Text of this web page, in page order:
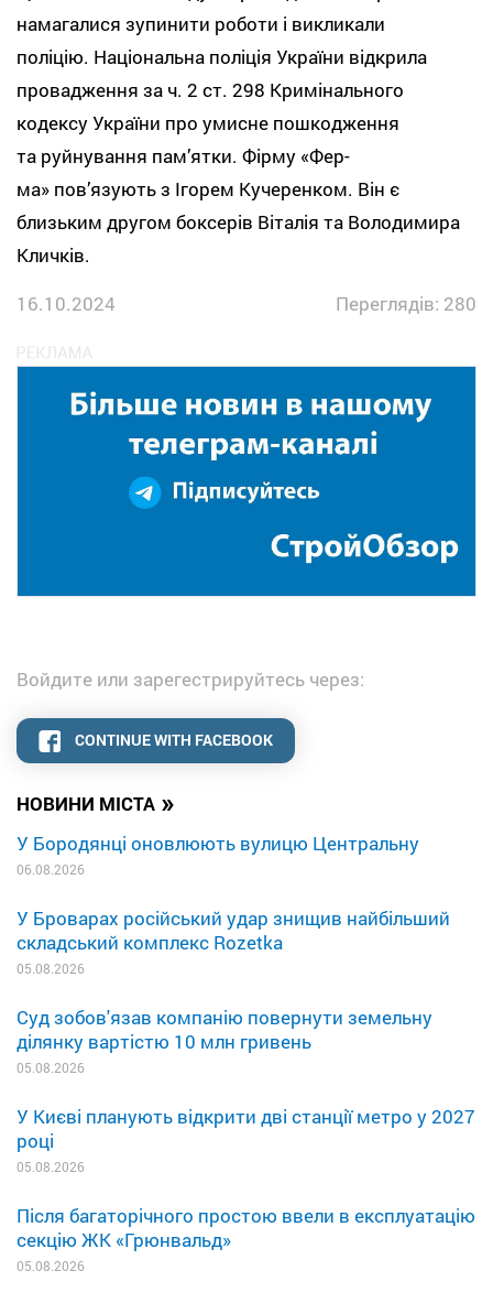
НОВИНИ МІСТА »
У Бородянці оновлюють вулицю Центральну
06.08.2026
У Броварах російський удар знищив найбільший
складський комплекс Rozetka
05.08.2026
Суд зобов'язав компанію повернути земельну
ділянку вартістю 10 млн гривень
05.08.2026
У Києві планують відкрити дві станції метро у 2027
році
05.08.2026
Після багаторічного простою ввели в експлуатацію
секцію ЖК «Грюнвальд»
05.08.2026
намагалися зупинити роботи і викликали
поліцію. Національна поліція України відкрила
провадження за ч. 2 ст. 298 Кримінального
кодексу України про умисне пошкодження
та руйнування памʼятки. Фірму «Фер-
ма» повʼязують з Ігорем Кучеренком. Він є
близьким другом боксерів Віталія та Володимира
Кличків.
16.10.2024
Переглядів: 280
Войдите или зарегестрируйтесь через:
CONTINUE WITH FACEBOOK